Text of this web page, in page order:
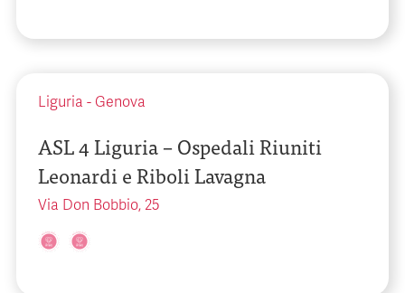
Liguria - Genova
ASL 4 Liguria – Ospedali Riuniti
Leonardi e Riboli Lavagna
Via Don Bobbio, 25